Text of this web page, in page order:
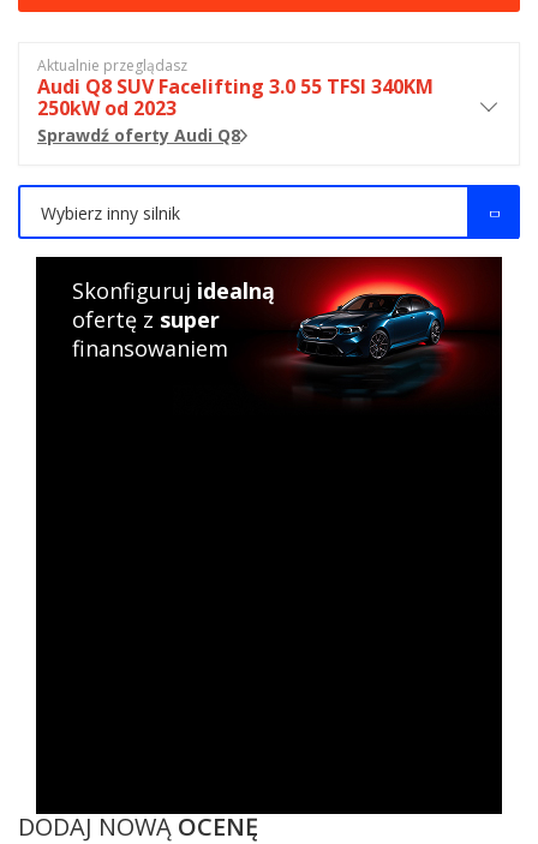
DODAJ NOWĄ OCENĘ
Aktualnie przeglądasz
Audi Q8 SUV Facelifting 3.0 55 TFSI 340KM
250kW od 2023
Sprawdź oferty Audi Q8
Wybierz inny silnik
Skonfiguruj idealną
ofertę z super
finansowaniem